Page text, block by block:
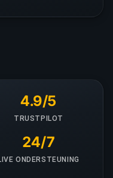
4.9/5
TRUSTPILOT
24/7
ONDERSTEUNING